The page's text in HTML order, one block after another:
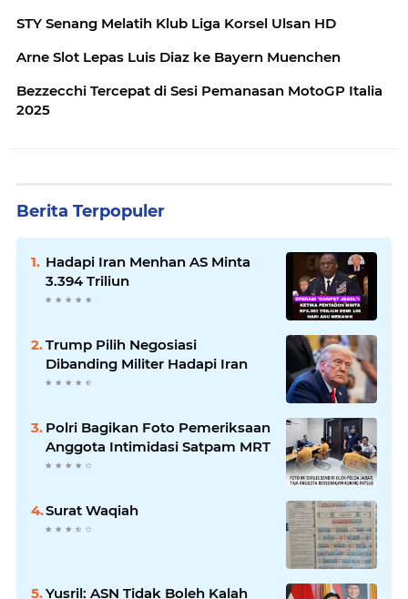
STY Senang Melatih Klub Liga Korsel Ulsan HD
Arne Slot Lepas Luis Diaz ke Bayern Muenchen
Bezzecchi Tercepat di Sesi Pemanasan MotoGP Italia
2025
Berita Terpopuler
Hadapi Iran Menhan AS Minta
3.394 Triliun
Trump Pilih Negosiasi
Dibanding Militer Hadapi Iran
Polri Bagikan Foto Pemeriksaan
Anggota Intimidasi Satpam MRT
Surat Waqiah
Yusril: ASN Tidak Boleh Kalah